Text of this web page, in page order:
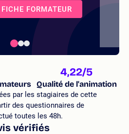
FORMATEUR
4,22/5
Qualité de l'animation
par les stagiaires de cette
des questionnaires de
toutes les 48h.
vérifiés